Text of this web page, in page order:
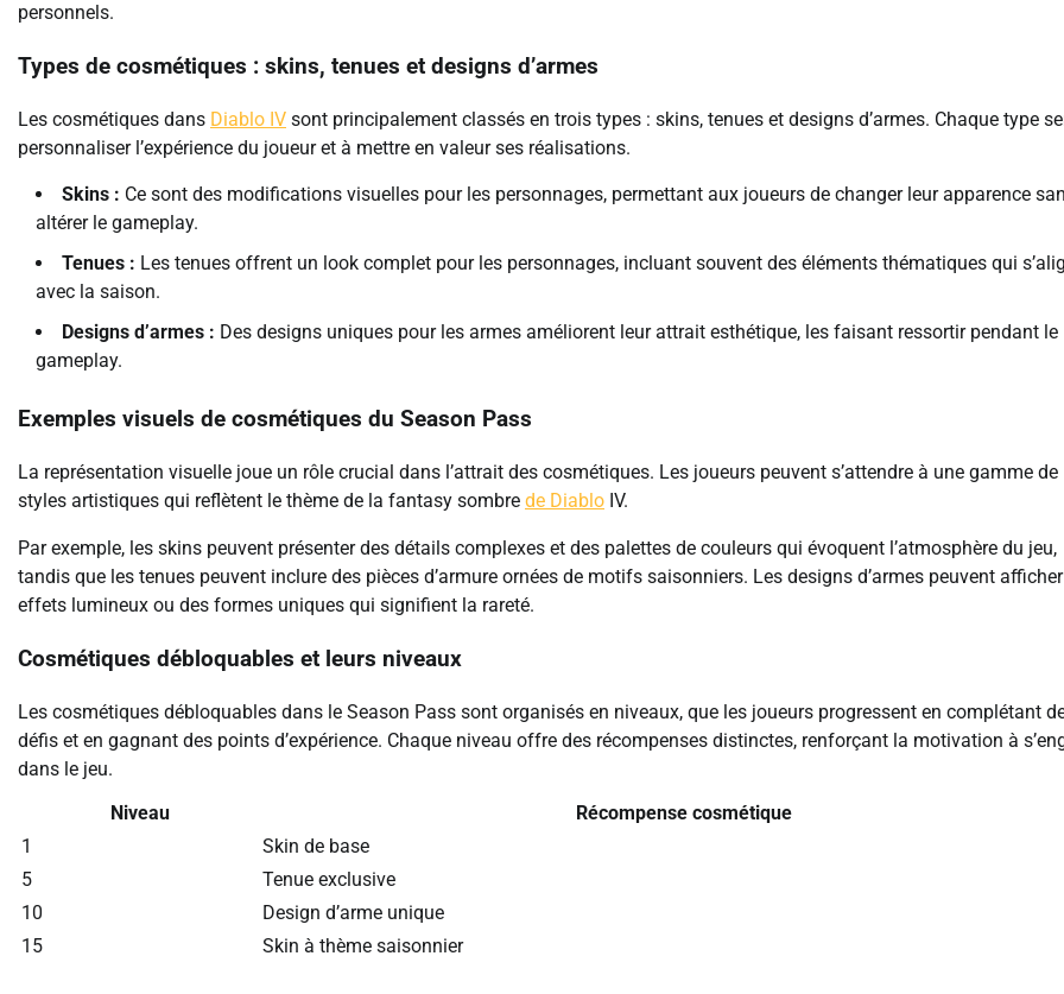
personnels.
Types de cosmétiques : skins, tenues et designs d’armes
Les cosmétiques dans Diablo IV sont principalement classés en trois types : skins, tenues et designs d’armes. Chaque type
personnaliser l’expérience du joueur et à mettre en valeur ses réalisations.
Skins : Ce sont des modifications visuelles pour les personnages, permettant aux joueurs de changer leur apparence
altérer le gameplay.
Tenues : Les tenues offrent un look complet pour les personnages, incluant souvent des éléments thématiques qui
avec la saison.
Designs d’armes : Des designs uniques pour les armes améliorent leur attrait esthétique, les faisant ressortir pendant le
gameplay.
Exemples visuels de cosmétiques du Season Pass
La représentation visuelle joue un rôle crucial dans l’attrait des cosmétiques. Les joueurs peuvent s’attendre à une gamme de
styles artistiques qui reflètent le thème de la fantasy sombre de Diablo IV.
Par exemple, les skins peuvent présenter des détails complexes et des palettes de couleurs qui évoquent l’atmosphère du jeu,
tandis que les tenues peuvent inclure des pièces d’armure ornées de motifs saisonniers. Les designs d’armes peuvent
effets lumineux ou des formes uniques qui signifient la rareté.
Cosmétiques débloquables et leurs niveaux
Les cosmétiques débloquables dans le Season Pass sont organisés en niveaux, que les joueurs progressent en complétant
défis et en gagnant des points d’expérience. Chaque niveau offre des récompenses distinctes, renforçant la motivation à
dans le jeu.
Niveau
Récompense cosmétique
1
Skin de base
5
Tenue exclusive
10
Design d’arme unique
15
Skin à thème saisonnier